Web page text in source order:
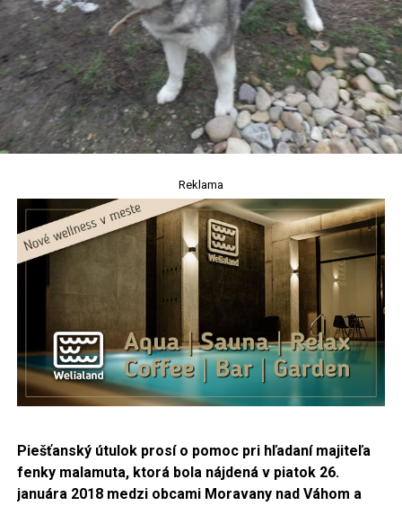
Reklama
Piešťanský útulok prosí o pomoc pri hľadaní majiteľa
fenky malamuta, ktorá bola nájdená v piatok 26.
januára 2018 medzi obcami Moravany nad Váhom a